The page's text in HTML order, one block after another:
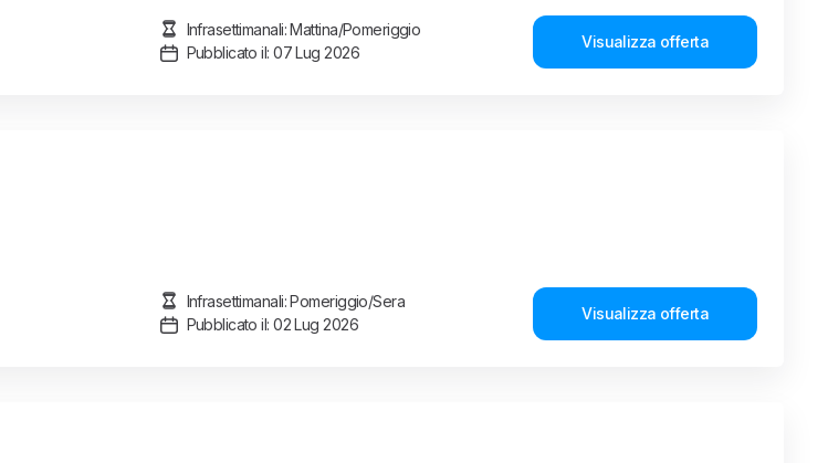
Infrasettimanali: Mattina/Pomeriggio
Pubblicato il: 07 Lug 2026
Visualizza offerta
Infrasettimanali: Pomeriggio/Sera
Pubblicato il: 02 Lug 2026
Visualizza offerta